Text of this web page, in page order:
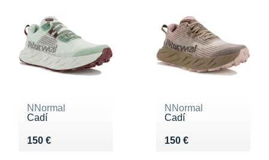
NNormal
Cadí
150 €
Vendu 150 €
NNormal
Cadí
150 €
Vendu 150 €